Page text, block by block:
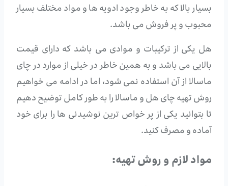
بسیار بالا که به خاطر وجود ادویه ها و مواد مختلف بسیار
محبوب و پر فروش می باشد.
هل یکی از ترکیبات و موادی می باشد که دارای قیمت
بالایی می باشد و به همین خاطر در خیلی از موارد در چای
ماسالا از آن استفاده نمی شود، اما در ادامه می خواهیم
روش تهیه چای هل و ماسالا را به طور کامل توضیح دهیم
تا بتوانید یکی از پر خواص ترین نوشیدنی ها را برای خود
آماده و مصرف کنید.
مواد لازم و روش تهیه: